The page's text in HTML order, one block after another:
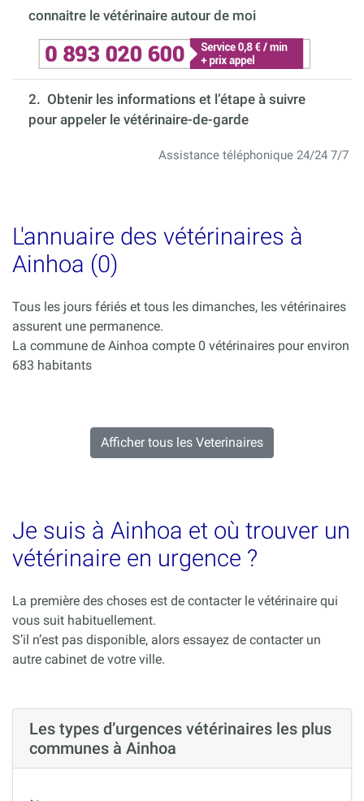
connaitre le vétérinaire autour de moi
2. Obtenir les informations et l’étape à suivre
pour appeler le vétérinaire-de-garde
Assistance téléphonique 24/24 7/7
L'annuaire des vétérinaires à
Ainhoa (0)
Tous les jours fériés et tous les dimanches, les vétérinaires
assurent une permanence.
La commune de Ainhoa compte 0 vétérinaires pour environ
683 habitants
Afficher tous les Veterinaires
Je suis à Ainhoa et où trouver un
vétérinaire en urgence ?
La première des choses est de contacter le vétérinaire qui
vous suit habituellement.
S’il n’est pas disponible, alors essayez de contacter un
autre cabinet de votre ville.
Les types d’urgences vétérinaires les plus
communes à Ainhoa